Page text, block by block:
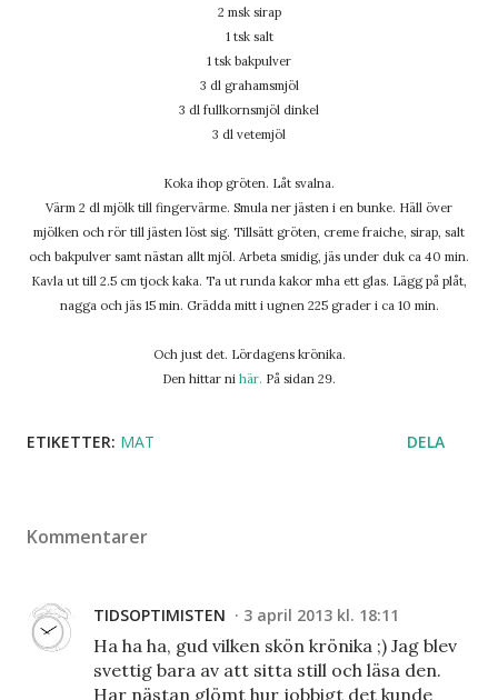
2 msk sirap
1 tsk salt
1 tsk bakpulver
3 dl grahamsmjöl
3 dl fullkornsmjöl dinkel
3 dl vetemjöl
Koka ihop gröten. Låt svalna.
Värm 2 dl mjölk till fingervärme. Smula ner jästen i en bunke. Häll över
mjölken och rör till jästen löst sig. Tillsätt gröten, creme fraiche, sirap, salt
och bakpulver samt nästan allt mjöl. Arbeta smidig, jäs under duk ca 40 min.
Kavla ut till 2.5 cm tjock kaka. Ta ut runda kakor mha ett glas. Lägg på plåt,
nagga och jäs 15 min. Grädda mitt i ugnen 225 grader i ca 10 min.
Och just det. Lördagens krönika.
Den hittar ni här. På sidan 29.
ETIKETTER: MAT DELA
Kommentarer
TIDSOPTIMISTEN 3 april 2013 kl. 18:11
Ha ha ha, gud vilken skön krönika ;) Jag blev
svettig bara av att sitta still och läsa den.
Har nästan glömt hur jobbigt det kunde